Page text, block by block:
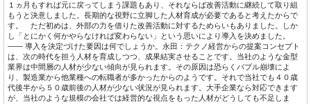
１ヵ月もすれば元に戻ってしまう課題もあり、それならば改善活動に継続して取り組
もうと決意しました。長期的な視野に立脚した人材育成が必要であると考えたからで
す。 ただ初めは、外部の力を借りた改善活動に対するためらいもありました。しか
し「とにかく何かやらなければ変わらない」という思いにより導入を決めました。
―― 導入を決定づけた要因は何でしょうか。永田：テクノ経営からの提案コンセプト
は、次の時代を担う人材を育成しつつ、成果結実させることです。当社のような金型
業界は中間層の人材が少ない傾向が見られます。その原因は恐らくバブル崩壊によ
り、製造業から他業種への転職者が多かったからのようです。それで当社でも４０歳
代後半から５０歳前後の人材が少ない状況が見られます。大手企業なら対応できます
が、当社のような規模の会社では経営的な視点をもった人材がどうしても不足しま